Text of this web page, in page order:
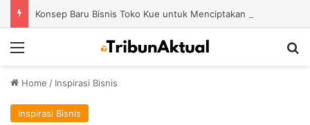
Home / Inspirasi Bisnis
Inspirasi Bisnis